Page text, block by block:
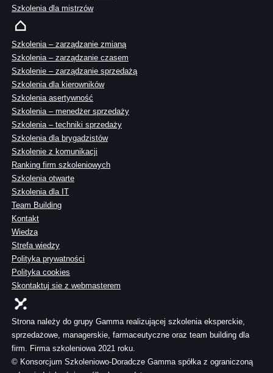
Szkolenia dla mistrzów
Szkolenia – zarządzanie zmianą
Szkolenia – zarządzanie czasem
Szkolenie – zarządzanie sprzedażą
Szkolenia dla kierowników
Szkolenia asertywność
Szkolenia – menedżer sprzedaży
Szkolenia – techniki sprzedaży
Szkolenia dla brygadzistów
Szkolenie z komunikacji
Ranking firm szkoleniowych
Szkolenia otwarte
Szkolenia dla IT
Team Building
Kontakt
Wiedza
Strefa wiedzy
Polityka prywatności
Polityka cookies
Skontaktuj sie z webmasterem
Strona należy do grupy Gamma realizującej szkolenia eksperckie,
sprzedażowe, managerskie, farmaceutyczne oraz team building dla
firm. Firma szkoleniowa 2021 roku.
© Konsorcjum Szkoleniowo-Doradcze Gamma spółka z ograniczoną